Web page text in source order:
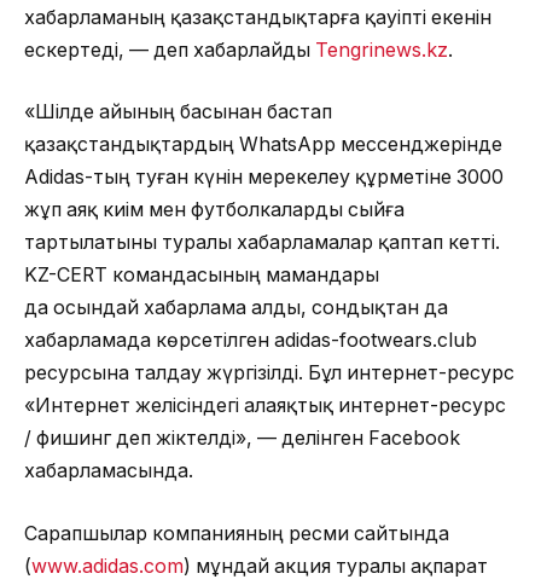
хабарламаның қазақстандықтарға қауіпті екенін
ескертеді, — деп хабарлайды Tengrinews.kz.
«Шілде айының басынан бастап
қазақстандықтардың WhatsApp мессенджерінде
Adidas-тың туған күнін мерекелеу құрметіне 3000
жұп аяқ киім мен футболкаларды сыйға
тартылатыны туралы хабарламалар қаптап кетті.
KZ-CERT командасының мамандары
да осындай хабарлама алды, сондықтан да
хабарламада көрсетілген adidas-footwears.club
ресурсына талдау жүргізілді. Бұл интернет-ресурс
«Интернет желісіндегі алаяқтық интернет-ресурс
/ фишинг деп жіктелді», — делінген Facebook
хабарламасында.
Сарапшылар компанияның ресми сайтында
(www.adidas.com) мұндай акция туралы ақпарат